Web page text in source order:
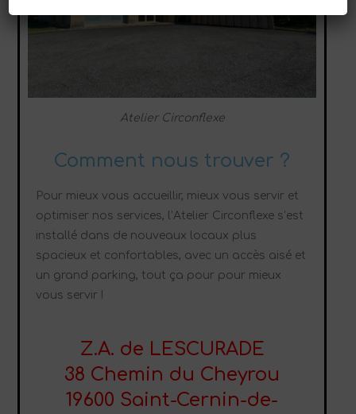
Atelier Circonflexe
Comment nous trouver ?
Pour mieux vous accueillir, mieux vous servir et
optimiser nos services, l’Atelier Circonflexe s’est
installé dans de nouveaux locaux plus
spacieux et confortables, avec un accès aisé et
un grand parking, tout ça pour pour mieux
vous servir !
Z.A. de LESCURADE
38 Chemin du Cheyrou
19600 Saint-Cernin-de-